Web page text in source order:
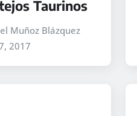
Taurinos
Muñoz Blázquez
2017